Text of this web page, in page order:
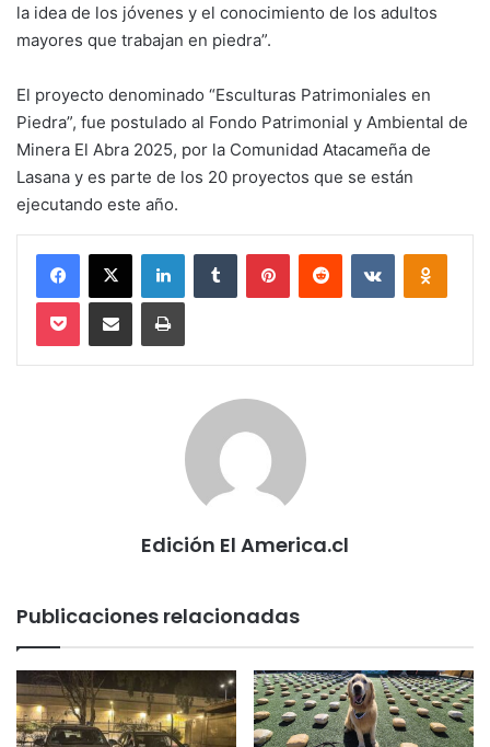
la idea de los jóvenes y el conocimiento de los adultos
mayores que trabajan en piedra”.
El proyecto denominado “Esculturas Patrimoniales en
Piedra”, fue postulado al Fondo Patrimonial y Ambiental de
Minera El Abra 2025, por la Comunidad Atacameña de
Lasana y es parte de los 20 proyectos que se están
ejecutando este año.
Facebook
X LinkedInTumblr PinterestReddit VKontakte
Pocket Compartir via email Imprimir
Edición El America.cl
Publicaciones relacionadas